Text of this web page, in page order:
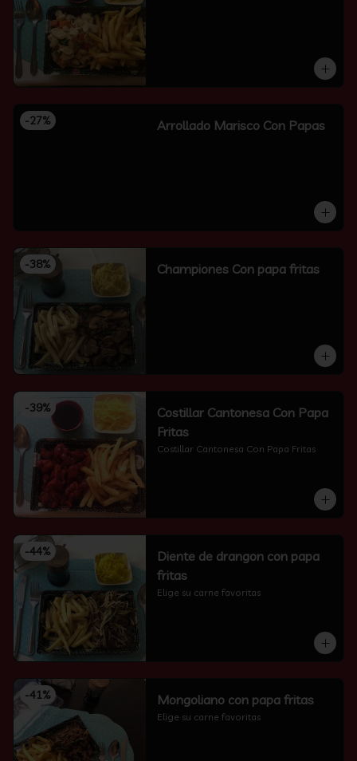
-27% Arrollado Marisco Con Papas
-38% Championes Con papa fritas
-39%
Costillar Cantonesa Con Papa
Fritas
Costillar Cantonesa Con Papa Fritas
-44%
Diente de drangon con papa
fritas
Elige su carne favoritas
-41% Mongoliano con papa fritas
Elige su carne favoritas